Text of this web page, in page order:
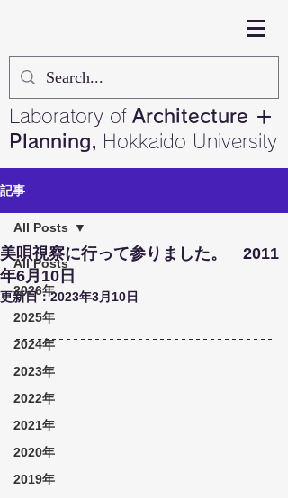
Laboratory of Architecture ＋
Planning, Hokkaido University
記事
All Posts
2026年
2025年
2024年
2023年
2022年
2021年
2020年
2019年
All Posts
美唄視察に行って参りました。 2011
年6月10日
更新日：2023年3月10日